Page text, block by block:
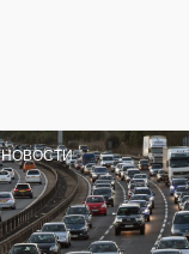
НОВОСТИ